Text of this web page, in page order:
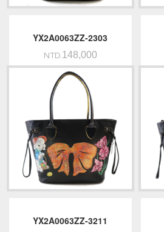
YX2A0063ZZ-2303
NTD.148,000
YX2A0063ZZ-3211